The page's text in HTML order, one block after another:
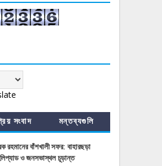
সংবাদ মন্তব্যগুলি
রহমানের বাঁশখালী সফর: বাহারছড়া
ও জনসভাস্থল চূড়ান্ত